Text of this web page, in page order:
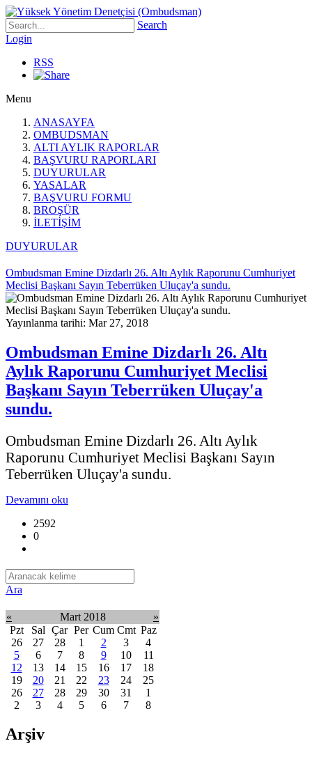
Search
Login
RSS
Menu
ANASAYFA
OMBUDSMAN
ALTI AYLIK RAPORLAR
BAŞVURU RAPORLARI
DUYURULAR
YASALAR
BAŞVURU FORMU
BROŞÜR
İLETİŞİM
DUYURULAR
Ombudsman Emine Dizdarlı 26. Altı Aylık Raporunu Cumhuriyet
Meclisi Başkanı Sayın Teberrüken Uluçay'a sundu.
Yayınlanma tarihi: Mar 27, 2018
Ombudsman Emine Dizdarlı 26. Altı
Aylık Raporunu Cumhuriyet Meclisi
Başkanı Sayın Teberrüken Uluçay'a
sundu.
Ombudsman Emine Dizdarlı 26. Altı Aylık
Raporunu Cumhuriyet Meclisi Başkanı Sayın
Teberrüken Uluçay'a sundu.
Devamını oku
2592
0
Ara
« Mart 2018
»
Pzt
Sal Çar Per Cum Cmt Paz
26
27 28 1 2 3
4
5
6 7 8 9 10
11
12
13 14 15 16 17
18
19
20 21 22 23 24
25
26
27 28 29 30 31
1
2
3 4 5 6 7 8
Arşiv